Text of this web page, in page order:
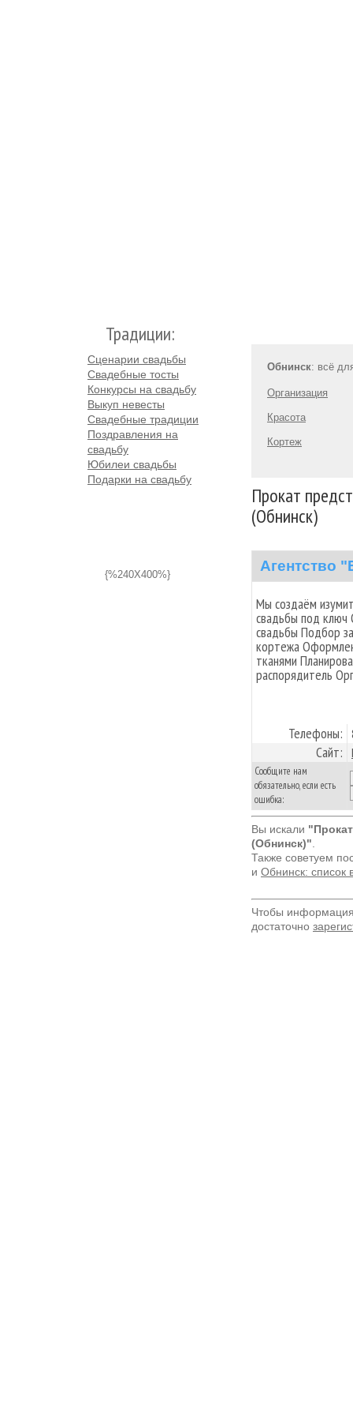
Традиции:
Сценарии свадьбы
Свадебные тосты
Конкурсы на свадьбу
Выкуп невесты
Свадебные традиции
Поздравления на
свадьбу
Юбилеи свадьбы
Подарки на свадьбу
{%240X400%}
Обнинск: всё
Организация
Красота
Кортеж
Прокат
(Обнинск)
Агентство
Мы создаём
свадьбы под
свадьбы Подбор
кортежа
тканями
распорядитель
Телефоны:
Сайт:
Сообщите нам
обязательно, если есть
ошибка:
Вы искали
(Обнинск)"
Также советуем
и Обнинск: список
Чтобы
достаточно